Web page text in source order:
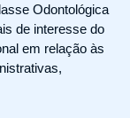
Odontológica
de interesse do
em relação às